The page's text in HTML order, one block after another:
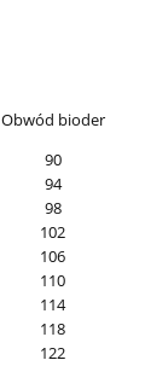
Obwód bioder
90
94
98
102
106
110
114
118
122